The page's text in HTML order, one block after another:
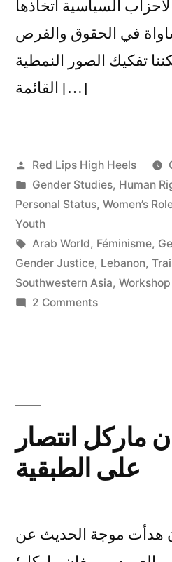
السياسية اتخاذها
في الحقوق والفرص
تفكيك الصور النمطية
القائمة […]
Posted
by
Red Lips High Heels
Posted
in
Gender Studies, Human
Personal Status, Women’s
Youth
Tags:
Arab World, Féminisme,
Gender Justice, Lebanon,
Southwestern Asia, Workshop
2 Commentson
ماركل انتصار
على الطبقية
هدأت موجة الحديث عن